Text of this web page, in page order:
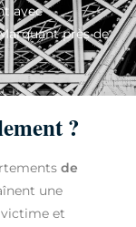
avec
près de
?
de
une
et